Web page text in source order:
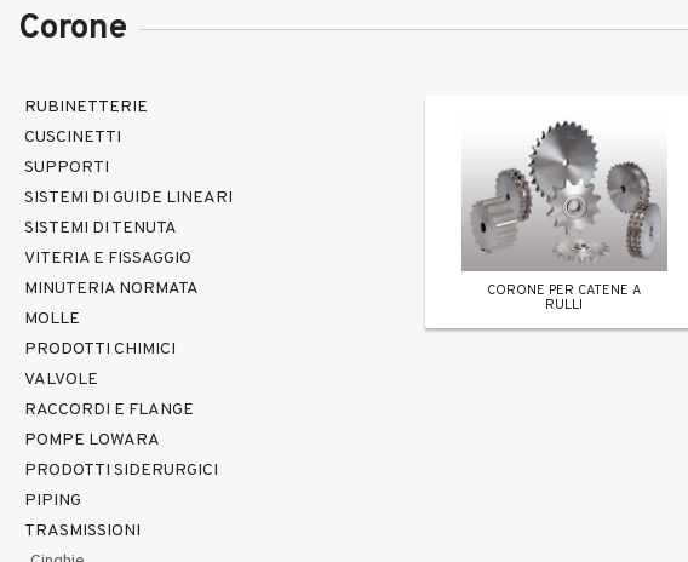
Corone
RUBINETTERIE
CUSCINETTI
SUPPORTI
SISTEMI DI GUIDE LINEARI
SISTEMI DI TENUTA
VITERIA E FISSAGGIO
MINUTERIA NORMATA
MOLLE
PRODOTTI CHIMICI
VALVOLE
RACCORDI E FLANGE
POMPE LOWARA
PRODOTTI SIDERURGICI
PIPING
TRASMISSIONI
CORONE PER CATENE A
RULLI